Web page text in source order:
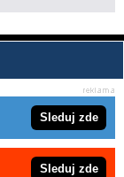
Sleduj zde
Sleduj zde